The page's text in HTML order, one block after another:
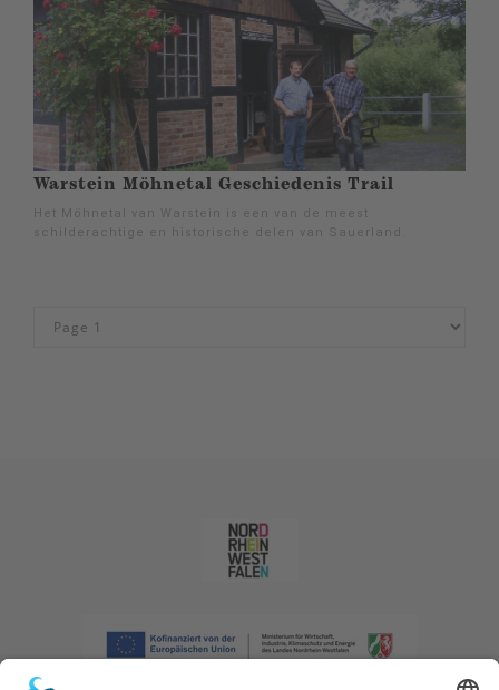
Warstein Möhnetal Geschiedenis Trail
Het Möhnetal van Warstein is een van de meest
schilderachtige en historische delen van Sauerland.